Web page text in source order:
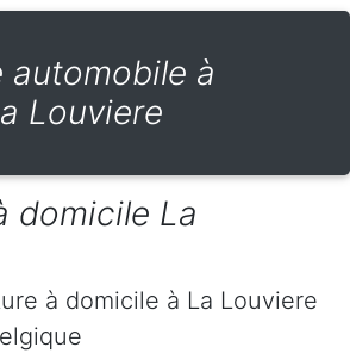
automobile à
Louviere
domicile La
à domicile à La Louviere